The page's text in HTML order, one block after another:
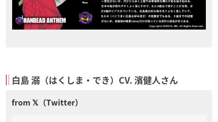
白島 溺（はくしま・でき）CV. 濱健人さん